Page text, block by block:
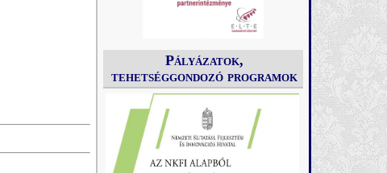
Pályázatok,
tehetséggondozó programok